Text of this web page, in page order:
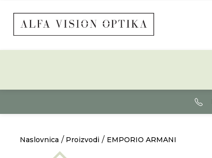
Naslovnica Proizvodi EMPORIO ARMANI